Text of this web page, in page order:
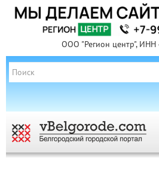
ООО "Регион центр",